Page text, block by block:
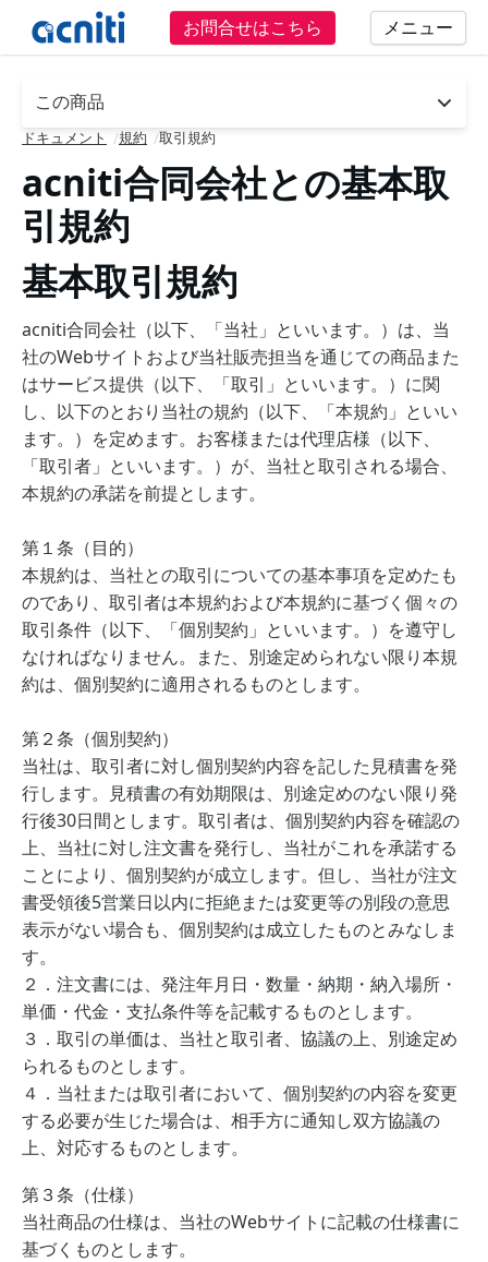
お問合せはこちら メニュー
この商品
- press button to select new section.
ドキュメント /規約 /取引規約
acniti合同会社との基本取
引規約
基本取引規約
acniti合同会社（以下、「当社」といいます。）は、当
社のWebサイトおよび当社販売担当を通じての商品また
はサービス提供（以下、「取引」といいます。）に関
し、以下のとおり当社の規約（以下、「本規約」といい
ます。）を定めます。お客様または代理店様（以下、
「取引者」といいます。）が、当社と取引される場合、
本規約の承諾を前提とします。
第１条（目的）
本規約は、当社との取引についての基本事項を定めたも
のであり、取引者は本規約および本規約に基づく個々の
取引条件（以下、「個別契約」といいます。）を遵守し
なければなりません。また、別途定められない限り本規
約は、個別契約に適用されるものとします。
第２条（個別契約）
当社は、取引者に対し個別契約内容を記した見積書を発
行します。見積書の有効期限は、別途定めのない限り発
行後30日間とします。取引者は、個別契約内容を確認の
上、当社に対し注文書を発行し、当社がこれを承諾する
ことにより、個別契約が成立します。但し、当社が注文
書受領後5営業日以内に拒絶または変更等の別段の意思
表示がない場合も、個別契約は成立したものとみなしま
す。
２．注文書には、発注年月日・数量・納期・納入場所・
単価・代金・支払条件等を記載するものとします。
３．取引の単価は、当社と取引者、協議の上、別途定め
られるものとします。
４．当社または取引者において、個別契約の内容を変更
する必要が生じた場合は、相手方に通知し双方協議の
上、対応するものとします。
第３条（仕様）
当社商品の仕様は、当社のWebサイトに記載の仕様書に
基づくものとします。